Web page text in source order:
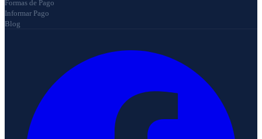
Formas de Pago
Informar Pago
Blog